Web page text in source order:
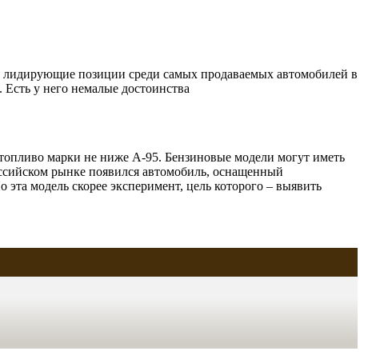
лидирующие позиции среди самых продаваемых автомобилей в
у него немалые достоинства
марки не ниже А-95. Бензиновые модели могут иметь
рынке появился автомобиль, оснащенный
модель скорее эксперимент, цель которого – выявить